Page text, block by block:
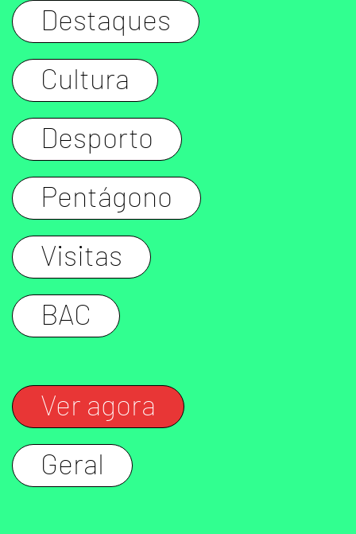
Destaques
Cultura
Desporto
Pentágono
Visitas
BAC
Ver agora
Geral